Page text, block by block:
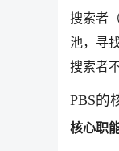
搜索者
池，寻
搜索者
PBS的
核心职